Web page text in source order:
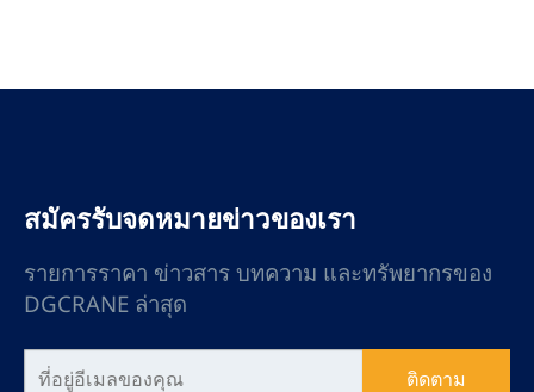
สมัครรับจดหมายข่าวของเรา
รายการราคา ข่าวสาร บทความ และทรัพยากรของ
DGCRANE ล่าสุด
ติดตาม